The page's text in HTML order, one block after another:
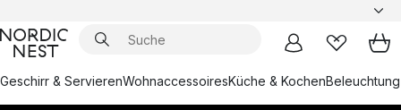
Geschirr & ServierenWohnaccessoiresKüche & KochenBeleuchtung